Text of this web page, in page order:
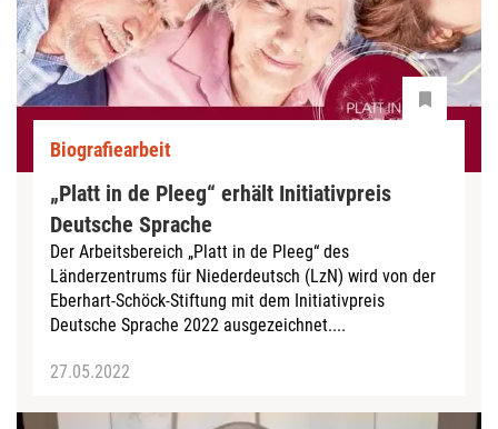
Biografiearbeit
„Platt in de Pleeg“ erhält Initiativpreis
Deutsche Sprache
Der Arbeitsbereich „Platt in de Pleeg“ des
Länderzentrums für Niederdeutsch (LzN) wird von der
Eberhart-Schöck-Stiftung mit dem Initiativpreis
Deutsche Sprache 2022 ausgezeichnet....
27.05.2022